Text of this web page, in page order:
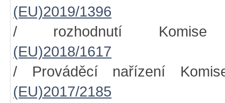
(EU)2019/1396
/ rozhodnutí
(EU)2018/1617
/ Prováděcí nařízení
(EU)2017/2185